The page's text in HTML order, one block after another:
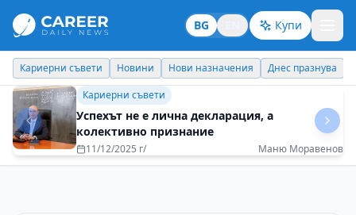
BG Купи
Кариерни съвети Новини Нови назначения Днес празнува
Кариерни съвети
Трябва да се рискува, за да има промяна, но
задължително с пояс в "дълбокото"
09/07/2025 г/ Таня Косева-Бошова